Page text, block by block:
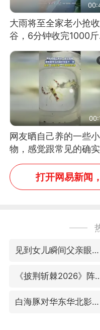
大雨将至全家老小抢
谷，6分钟收完1000斤
没有一个人掉链子
网友晒自己养的一些
物，感觉跟常见的确
些不一样
打开网易新闻
见到女儿瞬间父亲眼里有了光
《披荆斩棘
白海豚对华东华北影响会大于巴威